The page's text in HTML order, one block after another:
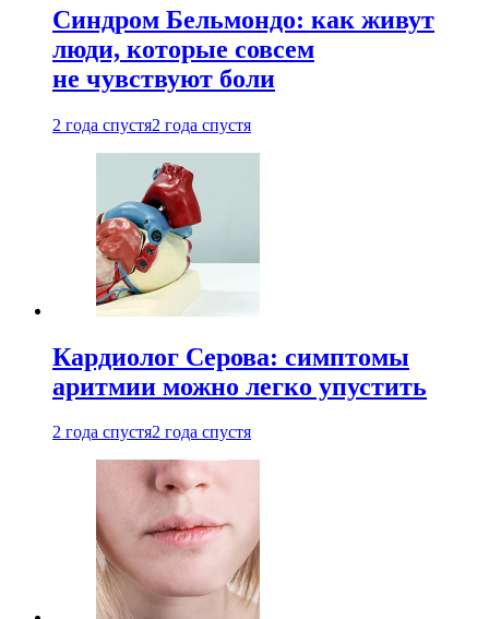
Синдром Бельмондо: как живут
люди, которые совсем
не чувствуют боли
2 года спустя2 года спустя
Кардиолог Серова: симптомы
аритмии можно легко упустить
2 года спустя2 года спустя